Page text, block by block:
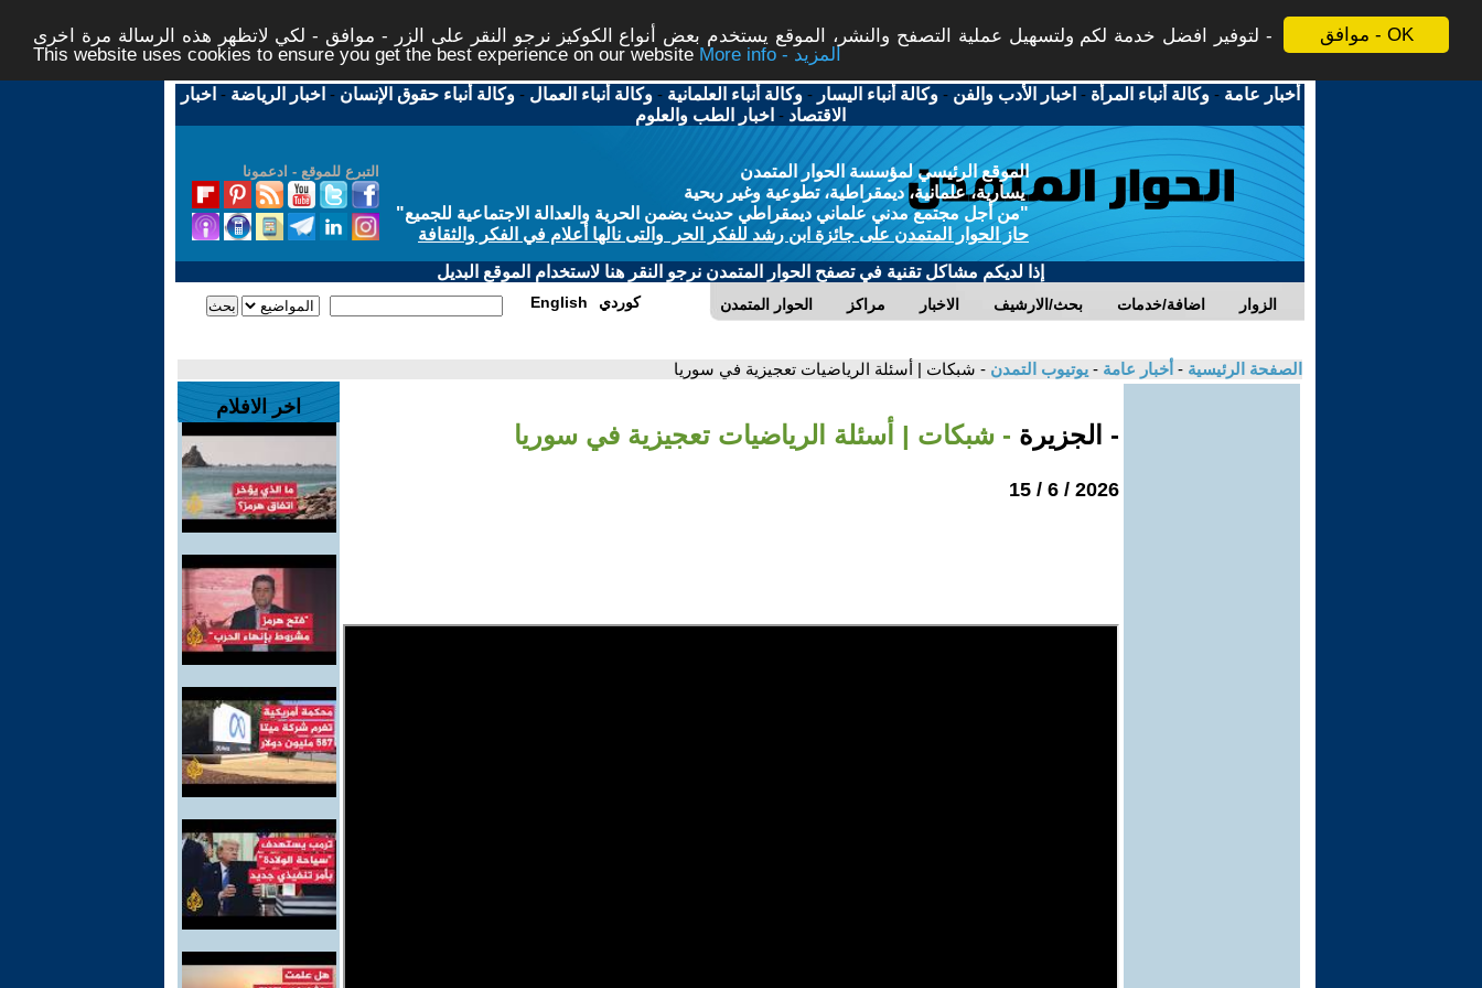
موافق - OK
لتوفير افضل خدمة لكم ولتسهيل عملية التصفح والنشر، الموقع يستخدم بعض أنواع الكوكيز نرجو النقر على الزر - موافق - لكي لاتظهر هذه الرسالة مرة اخرى -
This website uses cookies to ensure you get the best experience on our website
More info - المزيد
أخبار عامة -وكالة أنباء المرأة - اخبار الأدب والفن -وكالة أنباء اليسار -وكالة أنباء العلمانية -وكالة أنباء العمال -وكالة أنباء حقوق الإنسان - اخبار الرياضة - اخبار
الاقتصاد - اخبار الطب والعلوم
التبرع للموقع - ادعمونا
الموقع الرئيسي لمؤسسة الحوار المتمدن
يسارية، علمانية، ديمقراطية، تطوعية وغير ربحية
"من أجل مجتمع مدني علماني ديمقراطي حديث يضمن الحرية والعدالة الاجتماعية للجميع"
حاز الحوار المتمدن على جائزة ابن رشد للفكر الحر والتى نالها أعلام في الفكر والثقافة
إذا لديكم مشاكل تقنية في تصفح الحوار المتمدن نرجو النقر هنا لاستخدام الموقع البديل
الحوار المتمدن مراكز الاخبار بحث/الارشيف اضافة/خدمات الزوار English كوردي
الصفحة الرئيسية - أخبار عامة - يوتيوب التمدن - شبكات | أسئلة الرياضيات تعجيزية في سوريا
- الجزيرة - شبكات | أسئلة الرياضيات تعجيزية في سوريا
2026 / 6 / 15
اخر الافلام